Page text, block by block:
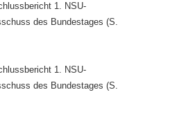
1. NSU-
des Bundestages (S.
1. NSU-
des Bundestages (S.